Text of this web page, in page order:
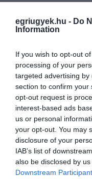
egriugyek.hu - Do
Information
If you wish to opt-out
processing of your
targeted advertising
section to confirm your
opt-out request is
interest-based ads
us or personal
your opt-out. You may
disclosure of your
IAB’s list of
also be disclosed by
Downstream
KORONAVÍRUS-
fertőzöttet
hazánkban.
tegnap
száma.